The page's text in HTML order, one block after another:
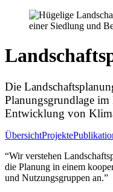
Die
Planungsgrundlage
Entwicklung von
ÜbersichtProjekte
“Wir verstehen
die Planung in einem
und Nutzungsgruppen an.”